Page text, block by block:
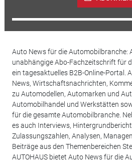
Auto News für die Automobilbranche:
unabhängige Abo-Fachzeitschrift für
ein tagesaktuelles B2B-Online-Portal.
News, Wirtschaftsnachrichten,
zu Automodellen, Automarken und
Automobilhandel und Werkstätten
für die gesamte Automobilbranche.
es auch Interviews,
Zulassungszahlen, Analysen,
Beiträge aus den Themenbereichen
AUTOHAUS bietet Auto News für die